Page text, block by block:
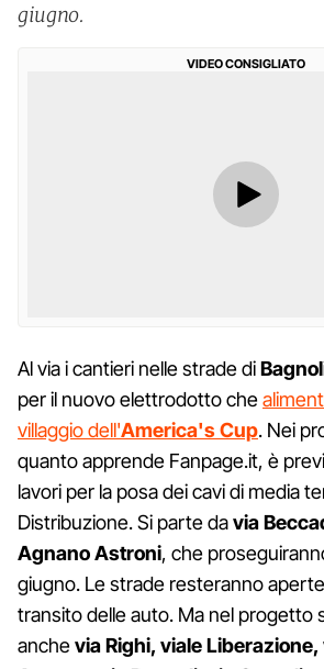
giugno.
VIDEO CONSIGLIATO
Al via i cantieri nelle strade di
per il nuovo elettrodotto che
villaggio dell'America's Cup. Nei
quanto apprende Fanpage.it, è
lavori per la posa dei cavi di media
Distribuzione. Si parte davia
Agnano Astroni, che
giugno. Le strade resteranno
transito delle auto. Ma nel progetto
anchevia Righi, viale